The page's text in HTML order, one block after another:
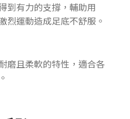
到有力的支撐，輔助用
烈運動造成足底不舒服。
磨且柔軟的特性，適合各